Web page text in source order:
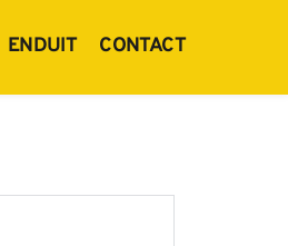
ENDUIT CONTACT